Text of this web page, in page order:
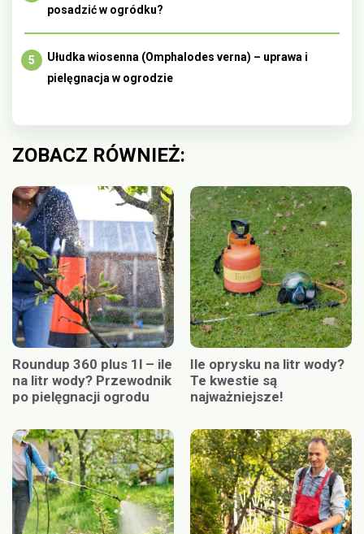
posadzić w ogródku?
Ułudka wiosenna (Omphalodes verna) – uprawa i
pielęgnacja w ogrodzie
ZOBACZ RÓWNIEŻ:
Roundup 360 plus 1l – ile
na litr wody? Przewodnik
po pielęgnacji ogrodu
Ile oprysku na litr wody?
Te kwestie są
najważniejsze!